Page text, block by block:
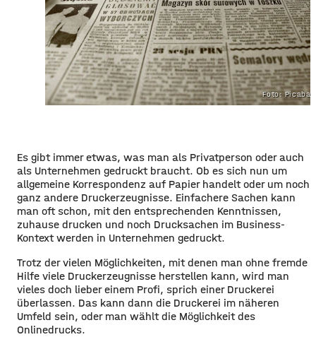
Foto:
Es gibt immer etwas, was man als Privatperson oder auch
als Unternehmen gedruckt braucht. Ob es sich nun um
allgemeine Korrespondenz auf Papier handelt oder um noch
ganz andere Druckerzeugnisse. Einfachere Sachen kann
man oft schon, mit den entsprechenden Kenntnissen,
zuhause drucken und noch Drucksachen im Business-
Kontext werden in Unternehmen gedruckt.
Trotz der vielen Möglichkeiten, mit denen man ohne fremde
Hilfe viele Druckerzeugnisse herstellen kann, wird man
vieles doch lieber einem Profi, sprich einer Druckerei
überlassen. Das kann dann die Druckerei im näheren
Umfeld sein, oder man wählt die Möglichkeit des
Onlinedrucks.